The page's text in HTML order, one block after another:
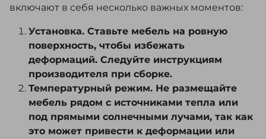
включают в себя несколько важных моментов:
Установка. Ставьте мебель на ровную
поверхность, чтобы избежать
деформаций. Следуйте инструкциям
производителя при сборке.
Температурный режим. Не размещайте
мебель рядом с источниками тепла или
под прямыми солнечными лучами, так как
это может привести к деформации или